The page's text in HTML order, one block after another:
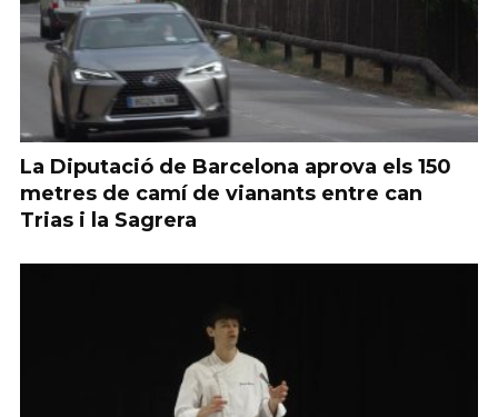
La Diputació de Barcelona aprova els 150
metres de camí de vianants entre can
Trias i la Sagrera